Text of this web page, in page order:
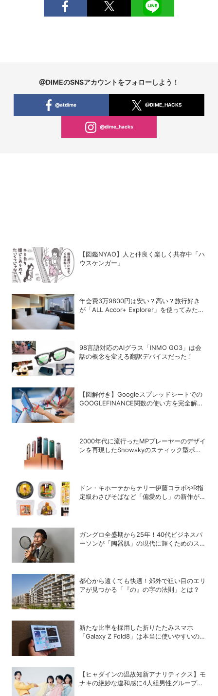
@DIMEのSNSアカウントをフォローしよう！
@atdime @DIME_HACKS
@dime_hacks
【図鑑NYAO】人と仲良く楽しく共存中「ハ
ウスケンガー」
年会費3万9800円は安い？高い？旅行好き
が「ALL Accor+ Explorer」を使ってみたら
98言語対応のAIグラス「INMO GO3」は会
話の概念を変える翻訳デバイスだった！
【図解付き】Googleスプレッドシートでの
GOOGLEFINANCE関数の使い方を完全解
2000年代に流行ったMPプレーヤーのデザイ
ンを再現したSnowskyのスティック型ポー
ドン・キホーテからテリー伊藤コラボやR指
定級わさびそばなど「偏愛めし」の新作が
ガングロ全盛期から25年！40代ビジネスパ
ーソンが「陶器肌」の現代に輝くためのスキ
都心から遠くても快適！郊外で狙い目のエリ
アが見つかる「『の』の字の法則」とは？
新たな比率を採用した折りたたみスマホ
「Galaxy Z Fold8」は本当に使いやすいの
【ヒャダインの温故知新アナリティクス】モ
ナキの絶妙な違和感に4人組男性グループの